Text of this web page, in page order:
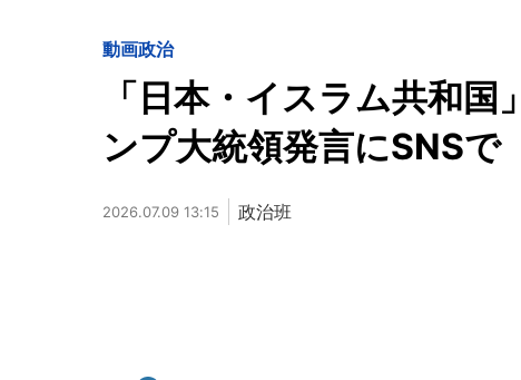
動画政治
「日本・イスラム共和
ンプ大統領発言にSNSで
2026.07.09 13:15 政治班